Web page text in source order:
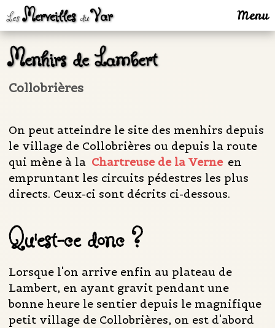
LesMerveillesduVar Menu
Menhirs de Lambert
Collobrières
On peut atteindre le site des menhirs depuis
le village de Collobrières ou depuis la route
qui mène à la Chartreuse de la Verne en
empruntant les circuits pédestres les plus
directs. Ceux-ci sont décrits ci-dessous.
Qu'est-ce donc ?
Lorsque l'on arrive enfin au plateau de
Lambert, en ayant gravit pendant une
bonne heure le sentier depuis le magnifique
petit village de Collobrières, on est d'abord